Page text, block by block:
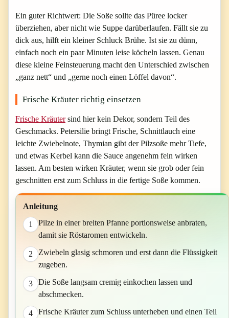
Ein guter Richtwert: Die Soße sollte das Püree locker
überziehen, aber nicht wie Suppe darüberlaufen. Fällt sie zu
dick aus, hilft ein kleiner Schluck Brühe. Ist sie zu dünn,
einfach noch ein paar Minuten leise köcheln lassen. Genau
diese kleine Feinsteuerung macht den Unterschied zwischen
„ganz nett“ und „gerne noch einen Löffel davon“.
Frische Kräuter richtig einsetzen
Frische Kräutersind hier kein Dekor, sondern Teil des
Geschmacks. Petersilie bringt Frische, Schnittlauch eine
leichte Zwiebelnote, Thymian gibt der Pilzsoße mehr Tiefe,
und etwas Kerbel kann die Sauce angenehm fein wirken
lassen. Am besten wirken Kräuter, wenn sie grob oder fein
geschnitten erst zum Schluss in die fertige Soße kommen.
Anleitung
1
Pilze in einer breiten Pfanne portionsweise anbraten,
damit sie Röstaromen entwickeln.
2
Zwiebeln glasig schmoren und erst dann die Flüssigkeit
zugeben.
3
Die Soße langsam cremig einkochen lassen und
abschmecken.
4
Frische Kräuter zum Schluss unterheben und einen Teil